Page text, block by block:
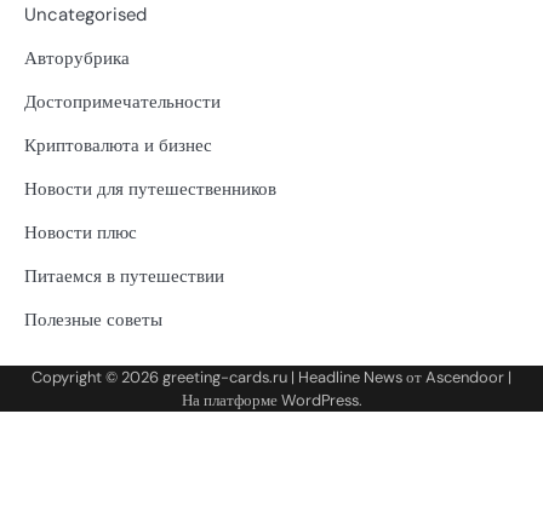
Uncategorised
Авторубрика
Достопримечательности
Криптовалюта и бизнес
Новости для путешественников
Новости плюс
Питаемся в путешествии
Полезные советы
Copyright © 2026greeting-cards.ru | Headline News отAscendoor |
На платформеWordPress.